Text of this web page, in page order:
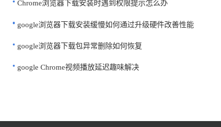
Chrome浏览器下载安装时遇到权限提示怎么办
google浏览器下载安装缓慢如何通过升级硬件改善性能
google浏览器下载包异常删除如何恢复
google Chrome视频播放延迟趣味解决